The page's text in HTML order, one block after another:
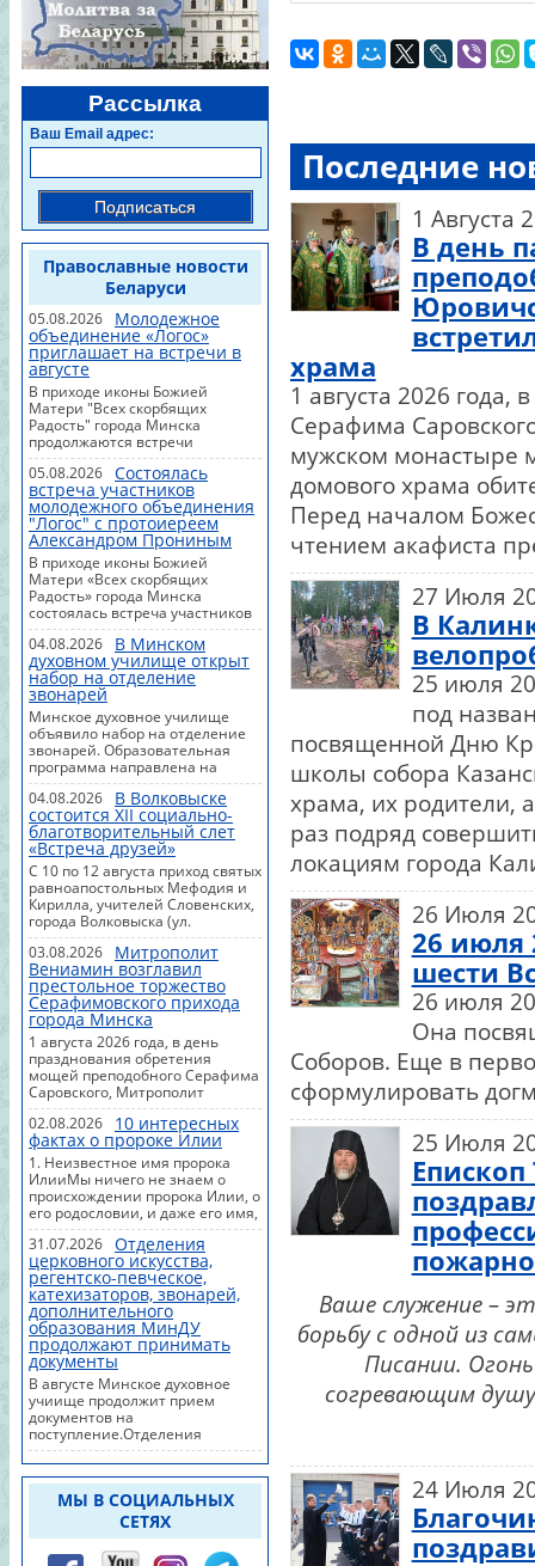
Рассылка
Ваш Email адрес:
Подписаться
Православные новости
Беларуси
05.08.2026 Молодежное
объединение «Логос»
приглашает на встречи в
августе
В приходе иконы Божией
Матери "Всех скорбящих
Радость" города Минска
продолжаются встречи
молодежного объединения
"Логос". Август будет насыщен
интересными беседами,
совместным чтением,
духовными размышлениями и
живым общением.В программе
месяца:7 августа, 18:00 —
"Игропятница";9 августа, 16:00
— "Открытая Библия";14
августа, 18:00 — "Слушаем и не
осуждаем";16 августа, 16:00 —
чтение на природе;21 августа,
18:00 — встреча на тему
"Духовное и материальное";23
августа, 16:00 — встреча в
формате "Г...
05.08.2026 Состоялась
встреча участников
молодежного объединения
"Логос" с протоиереем
Александром Прониным
В приходе иконы Божией
Матери «Всех скорбящих
Радость» города Минска
состоялась встреча участников
молодежного объединения
«Логос» с протоиереем
Александром Прониным.В
теплой и дружеской атмосфере
участники беседовали на самые
разные темы - говорили о вере,
жизни, взаимоотношениях,
делились мыслями, задавали
вопросы и вместе искали
ответы. Такие встречи
становятся важным
пространством для открытого
общения, взаимной поддержки
и духовного роста.Не обошлось
и без планов на будущее: в ходе
встречи ...
04.08.2026 В Минском
духовном училище открыт
набор на отделение
звонарей
Минское духовное училище
объявило набор на отделение
звонарей. Образовательная
программа направлена на
подготовку специалистов для
приходов Русской Православной
Церкви по специальности
"Звонарное дело" с
присвоением квалификации
"церковный звонарь".Обучение
проводится в вечерней форме,
что позволяет совмещать
занятия с работой или учебой.
Продолжительность курса
составляет четыре месяца.
Набор на отделение
осуществляется два раза в
течение учебного
года.Получить
профессиональные навыки
церковног...
04.08.2026 В Волковыске
состоится XII социально-
благотворительный слет
«Встреча друзей»
С 10 по 12 августа приход святых
равноапостольных Мефодия и
Кирилла, учителей Словенских,
города Волковыска (ул.
Зенитчиков, 52) проводит XII
ежегодный социально-
благотворительный слет
православной молодежи
"Встреча друзей", сообщает
orthos.org.Мероприятие
ориентировано на работу с
детьми-инвалидами
Волковысского района и других
районов Гродненской
области.Программа10
августа14:00 — заезд братства,
разбивка палаточного городка,
подготовка территории.11
августа — социальный
день9:00–10:00 — встре...
03.08.2026 Митрополит
Вениамин возглавил
престольное торжество
Серафимовского прихода
города Минска
1 августа 2026 года, в день
празднования обретения
мощей преподобного Серафима
Саровского, Митрополит
Минский и Заславский
Вениамин, Патриарший Экзарх
всея Беларуси, совершил
Божественную литургию в
храме в честь преподобных
Оптинских старцев
Серафимовского прихода города
Минска.Его
Высокопреосвященству
сослужили: ректор Минской
духовной академии
архимандрит Афанасий
(Соколов); председатель
Синодального паломнического
отдела Белорусского Экзархата,
благочинный 7-го Минского
городского округа, на...
02.08.2026 10 интересных
фактах о пророке Илии
1. Неизвестное имя пророка
ИлииМы ничего не знаем о
происхождении пророка Илии, о
его родословии, и даже его имя,
возможно, не является именем
собственным."Элийаху" на
древнееврейском языке значит
"Яхве - мой Бог". Существует
мнение, что это имя пророк
взял себе во время
противостояния со жрецами
Ваала.2. Проповедник Единого
БогаСовременный Илии царь
Израиля Ахав и его жена
Иезавель были
идолопоклонниками: они
приносили жертвы языческому
божеству Ваалу (Иезавель
происходила из финикийцев, ...
31.07.2026 Отделения
церковного искусства,
регентско-певческое,
катехизаторов, звонарей,
дополнительного
образования МинДУ
продолжают принимать
документы
В августе Минское духовное
учиище продолжит прием
документов на
поступление.Отделения
церковного искусстваВаши руки
могут создавать не просто
красоту, они могут создавать
молитву, воплощенную в
красках: Минское духовное
училище открывает набор на
отделение церковного
МЫ В СОЦИАЛЬНЫХ
СЕТЯХ
Последние
1 Августа
В день
храма
1 августа 2026
Серафима
мужском монастыре
домового храма
Перед началом
чтением акафиста
27 Июля
В
25 июля
под
посвященной Дню
школы собора
храма, их родители,
раз подряд
локациям города
26 Июля
26 июля
шести
26 июля
Она
Соборов. Еще в
сформулировать
25 Июля
Ваше служение –
борьбу с одной из
Писании.
согревающим
24 Июля